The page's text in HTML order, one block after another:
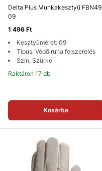
Delta Plus Munkakesztyű FBN49
09
1 496 Ft
Kesztyűméret: 09
Típus: Védő ruha felszerelés
Szín: Szürke
Raktáron 17 db
Kosárba